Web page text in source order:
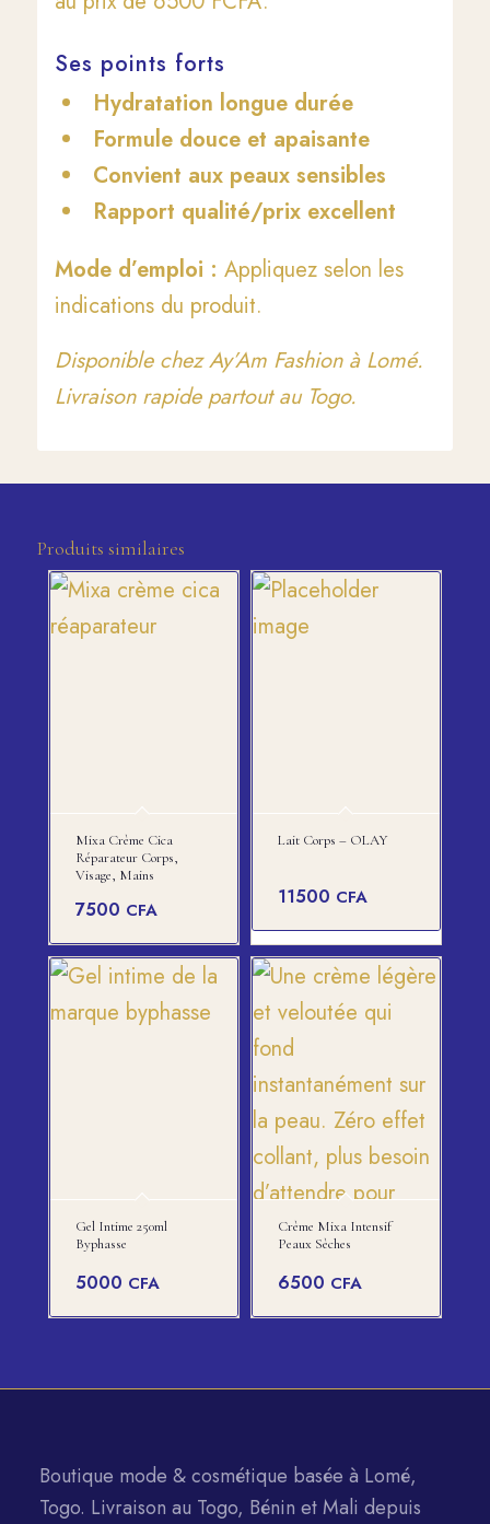
Ses points forts
Hydratation longue durée
Formule douce et apaisante
Convient aux peaux sensibles
Rapport qualité/prix excellent
Mode d’emploi : Appliquez selon les
indications du produit.
Disponible chez Ay’Am Fashion à Lomé.
Livraison rapide partout au Togo.
Produits similaires
Mixa Crème Cica
Réparateur Corps,
Visage, Mains
7500 CFA
Lait Corps – OLAY
11500 CFA
Gel Intime 250ml
Byphasse
5000 CFA
Crème Mixa Intensif
Peaux Sèches
6500 CFA
Boutique mode & cosmétique basée à Lomé,
Togo. Livraison au Togo, Bénin et Mali depuis